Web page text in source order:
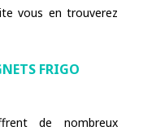
vous en trouverez
FRIGO
de nombreux